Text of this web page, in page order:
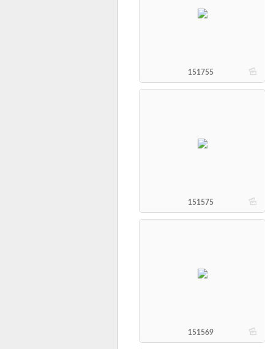
b
151755
b
151575
b
151569